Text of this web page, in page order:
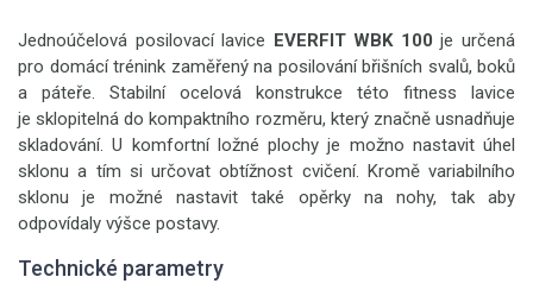
Jednoúčelová posilovací lavice EVERFIT WBK 100 je určená
pro domácí trénink zaměřený na posilování břišních svalů, boků
a páteře. Stabilní ocelová konstrukce této fitness lavice
je sklopitelná do kompaktního rozměru, který značně usnadňuje
skladování. U komfortní ložné plochy je možno nastavit úhel
sklonu a tím si určovat obtížnost cvičení. Kromě variabilního
sklonu je možné nastavit také opěrky na nohy, tak aby
odpovídaly výšce postavy.
Technické parametry